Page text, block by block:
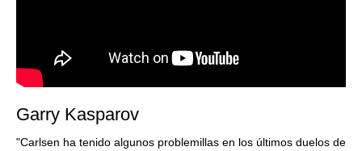
Garry Kasparov
"Carlsen ha tenido algunos problemillas en los últimos duelos de